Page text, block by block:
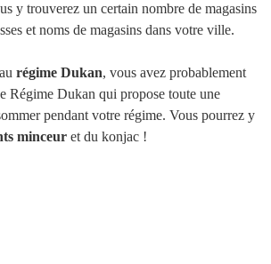
y trouverez un certain nombre de magasins
et noms de magasins dans votre ville.
régime Dukan, vous avez probablement
Régime Dukan qui propose toute une
pendant votre régime. Vous pourrez y
minceur et du konjac !